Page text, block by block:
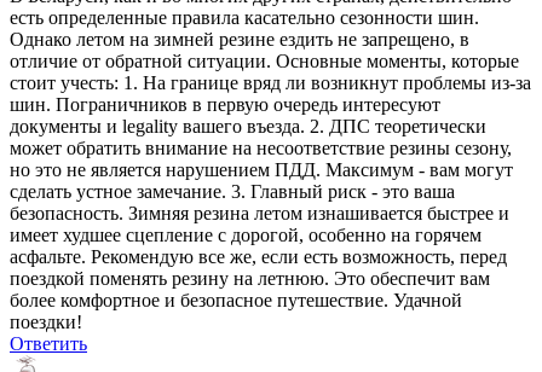
есть определенные правила касательно сезонности шин.
Однако летом на зимней резине ездить не запрещено, в
отличие от обратной ситуации. Основные моменты, которые
стоит учесть: 1. На границе вряд ли возникнут проблемы из-за
шин. Пограничников в первую очередь интересуют
документы и legality вашего въезда. 2. ДПС теоретически
может обратить внимание на несоответствие резины сезону,
но это не является нарушением ПДД. Максимум - вам могут
сделать устное замечание. 3. Главный риск - это ваша
безопасность. Зимняя резина летом изнашивается быстрее и
имеет худшее сцепление с дорогой, особенно на горячем
асфальте. Рекомендую все же, если есть возможность, перед
поездкой поменять резину на летнюю. Это обеспечит вам
более комфортное и безопасное путешествие. Удачной
поездки!
Ответить